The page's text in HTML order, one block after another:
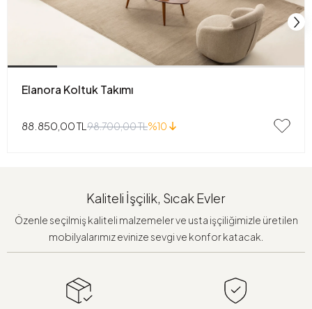
Elanora Koltuk Takımı
88.850,00 TL 98.700,00 TL%10
Kaliteli İşçilik, Sıcak Evler
Özenle seçilmiş kaliteli malzemeler ve usta işçiliğimizle üretilen
mobilyalarımız evinize sevgi ve konfor katacak.